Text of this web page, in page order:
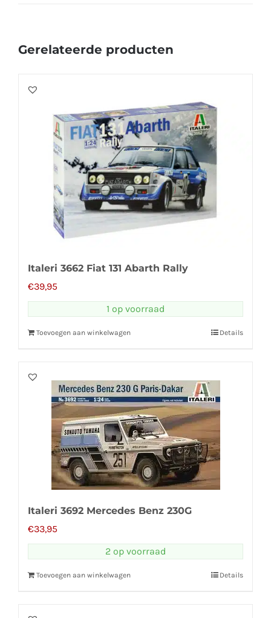
Gerelateerde producten
Italeri 3662 Fiat 131 Abarth Rally
€39,95
1 op voorraad
Toevoegen aan winkelwagen Details
Italeri 3692 Mercedes Benz 230G
€33,95
2 op voorraad
Toevoegen aan winkelwagen Details